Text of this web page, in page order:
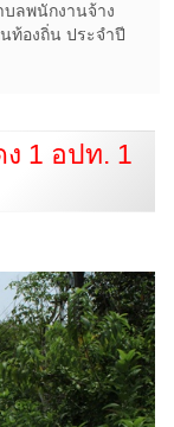
ลพนักงานจ้าง
ท้องถิ่น ประจำปี
1 อปท. 1